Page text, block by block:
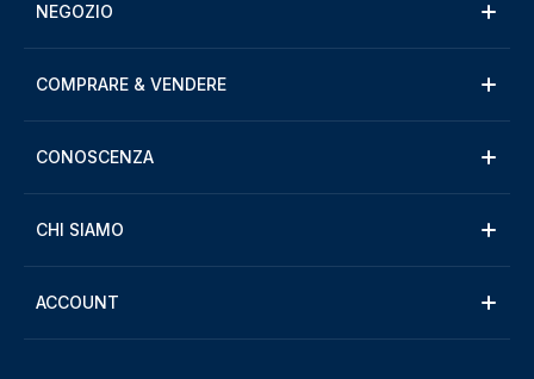
NEGOZIO
COMPRARE & VENDERE
CONOSCENZA
CHI SIAMO
ACCOUNT